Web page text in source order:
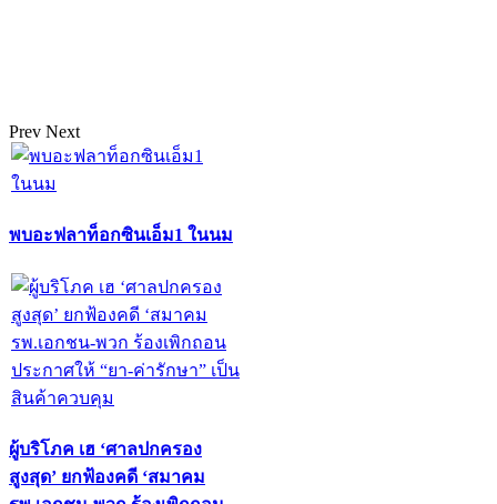
Prev Next
พบอะฟลาท็อกซินเอ็ม1 ในนม
ผู้บริโภค เฮ ‘ศาลปกครอง
สูงสุด’ ยกฟ้องคดี ‘สมาคม